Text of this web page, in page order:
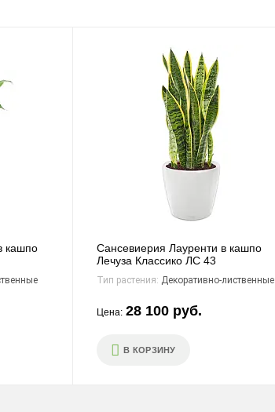
кашпо
Сансевиерия Лауренти в кашпо
Лечуза Классико ЛС 43
Тип растения: Декоративно-лиственные
Цена: 28 100 руб.
В КОРЗИНУ